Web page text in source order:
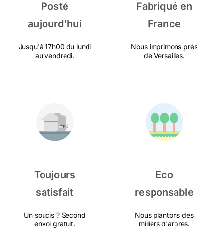
Posté
aujourd'hui
Jusqu'à 17h00 du lundi
au vendredi.
Fabriqué en
France
Nous imprimons près
de Versailles.
Toujours
satisfait
Un soucis ? Second
envoi gratuit.
Eco
responsable
Nous plantons des
milliers d'arbres.